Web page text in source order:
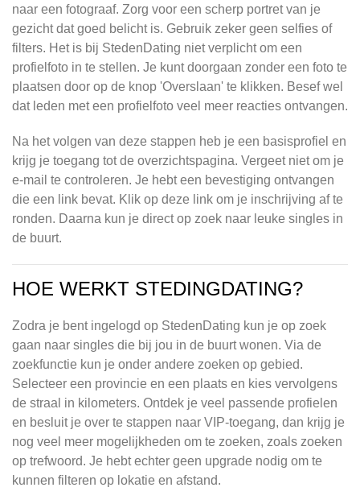
naar een fotograaf. Zorg voor een scherp portret van je
gezicht dat goed belicht is. Gebruik zeker geen selfies of
filters. Het is bij StedenDating niet verplicht om een
profielfoto in te stellen. Je kunt doorgaan zonder een foto te
plaatsen door op de knop 'Overslaan' te klikken. Besef wel
dat leden met een profielfoto veel meer reacties ontvangen.
Na het volgen van deze stappen heb je een basisprofiel en
krijg je toegang tot de overzichtspagina. Vergeet niet om je
e-mail te controleren. Je hebt een bevestiging ontvangen
die een link bevat. Klik op deze link om je inschrijving af te
ronden. Daarna kun je direct op zoek naar leuke singles in
de buurt.
HOE WERKT STEDINGDATING?
Zodra je bent ingelogd op StedenDating kun je op zoek
gaan naar singles die bij jou in de buurt wonen. Via de
zoekfunctie kun je onder andere zoeken op gebied.
Selecteer een provincie en een plaats en kies vervolgens
de straal in kilometers. Ontdek je veel passende profielen
en besluit je over te stappen naar VIP-toegang, dan krijg je
nog veel meer mogelijkheden om te zoeken, zoals zoeken
op trefwoord. Je hebt echter geen upgrade nodig om te
kunnen filteren op lokatie en afstand.